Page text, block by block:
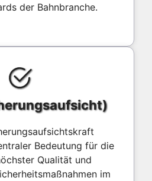
der Bahnbranche.
Bedeutung für die
Qualität und
im